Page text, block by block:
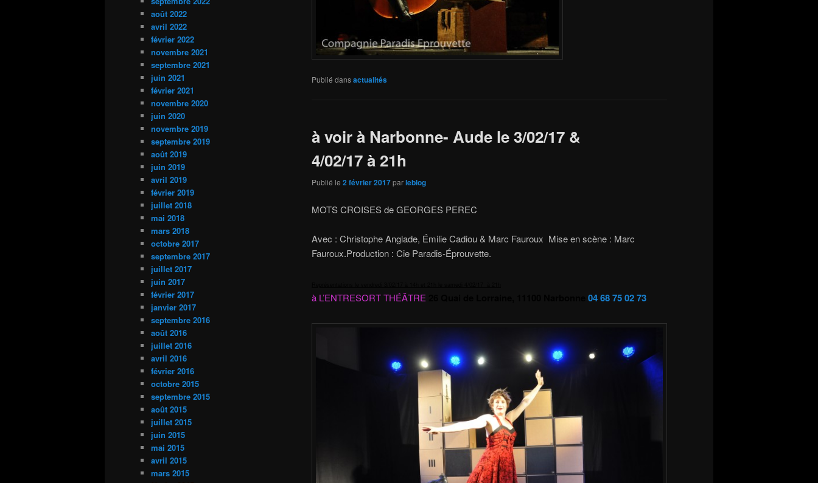
Publié dansactualités
à voir à Narbonne- Aude le 3/02/17 &
4/02/17 à 21h
Publié le 2 février 2017parleblog
MOTS CROISES de GEORGES PEREC
Avec : Christophe Anglade, Émilie Cadiou & Marc Fauroux Mise en scène : Marc
Fauroux.Production : Cie Paradis-Éprouvette.
à L’ENTRESORT THÉÂTRE 04 68 75 02 73
août 2022
avril 2022
février 2022
novembre 2021
septembre 2021
juin 2021
février 2021
novembre 2020
juin 2020
novembre 2019
septembre 2019
août 2019
juin 2019
avril 2019
février 2019
juillet 2018
mai 2018
mars 2018
octobre 2017
septembre 2017
juillet 2017
juin 2017
février 2017
janvier 2017
septembre 2016
août 2016
juillet 2016
avril 2016
février 2016
octobre 2015
septembre 2015
août 2015
juillet 2015
juin 2015
mai 2015
avril 2015
mars 2015